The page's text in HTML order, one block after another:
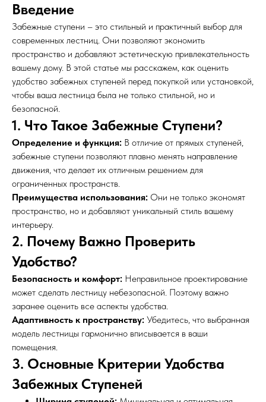
Введение
Забежные ступени – это стильный и практичный выбор для
современных лестниц. Они позволяют экономить
пространство и добавляют эстетическую привлекательность
вашему дому. В этой статье мы расскажем, как оценить
удобство забежных ступеней перед покупкой или установкой,
чтобы ваша лестница была не только стильной, но и
безопасной.
1. Что Такое Забежные Ступени?
Определение и функция: В отличие от прямых ступеней,
забежные ступени позволяют плавно менять направление
движения, что делает их отличным решением для
ограниченных пространств.
Преимущества использования: Они не только экономят
пространство, но и добавляют уникальный стиль вашему
интерьеру.
2. Почему Важно Проверить
Удобство?
Безопасность и комфорт: Неправильное проектирование
может сделать лестницу небезопасной. Поэтому важно
заранее оценить все аспекты удобства.
Адаптивность к пространству: Убедитесь, что выбранная
модель лестницы гармонично вписывается в ваши
помещения.
3. Основные Критерии Удобства
Забежных Ступеней